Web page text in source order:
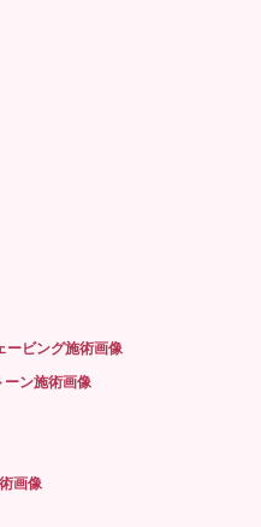
ービング施術画像
ーン施術画像
画像